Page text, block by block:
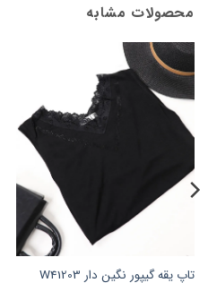
محصولات مشابه
تاپ یقه گیپور نگین دار W41203